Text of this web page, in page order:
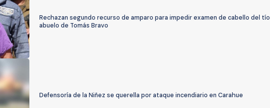
Rechazan segundo recurso de amparo para impedir examen de cabello del tío
abuelo de Tomás Bravo
Defensoría de la Niñez se querella por ataque incendiario en Carahue